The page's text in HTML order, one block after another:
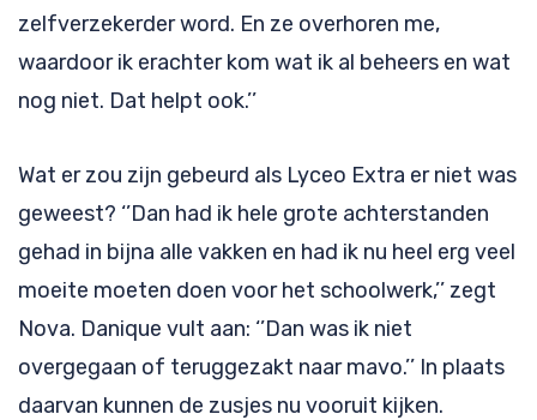
zelfverzekerder word. En ze overhoren me,
waardoor ik erachter kom wat ik al beheers en wat
nog niet. Dat helpt ook.’’
Wat er zou zijn gebeurd als Lyceo Extra er niet was
geweest? ‘’Dan had ik hele grote achterstanden
gehad in bijna alle vakken en had ik nu heel erg veel
moeite moeten doen voor het schoolwerk,’’ zegt
Nova. Danique vult aan: ‘’Dan was ik niet
overgegaan of teruggezakt naar mavo.’’ In plaats
daarvan kunnen de zusjes nu vooruit kijken.